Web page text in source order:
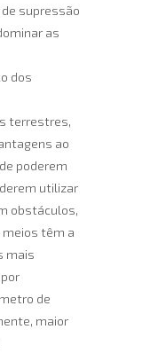
supressão
as
dos
terrestres,
ao
poderem
utilizar
obstáculos,
meios têm a
mais
de
maior